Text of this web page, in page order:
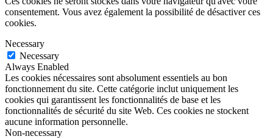
consentement. Vous avez également la possibilité de désactiver ces
cookies.
Necessary
Necessary
Always Enabled
Les cookies nécessaires sont absolument essentiels au bon
fonctionnement du site. Cette catégorie inclut uniquement les
cookies qui garantissent les fonctionnalités de base et les
fonctionnalités de sécurité du site Web. Ces cookies ne stockent
aucune information personnelle.
Non-necessary